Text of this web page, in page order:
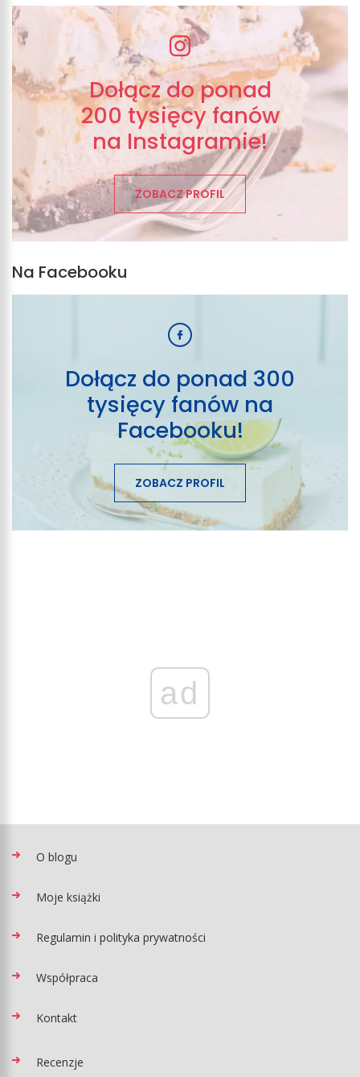
Dołącz do ponad
200 tysięcy fanów
na Instagramie!
ZOBACZ PROFIL
Na Facebooku
Dołącz do ponad 300
tysięcy fanów na
Facebooku!
ZOBACZ PROFIL
ad
O blogu
Moje książki
Regulamin i polityka prywatności
Współpraca
Kontakt
Recenzje